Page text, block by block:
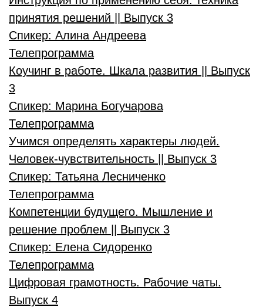
принятия решений || Выпуск 3
Спикер: Алина Андреева
Телепрограмма
Коучинг в работе. Шкала развития || Выпуск
3
Спикер: Марина Богучарова
Телепрограмма
Учимся определять характеры людей.
Человек-чувствительность || Выпуск 3
Спикер: Татьяна Лесниченко
Телепрограмма
Компетенции будущего. Мышление и
решение проблем || Выпуск 3
Спикер: Елена Сидоренко
Телепрограмма
Цифровая грамотность. Рабочие чаты.
Выпуск 4